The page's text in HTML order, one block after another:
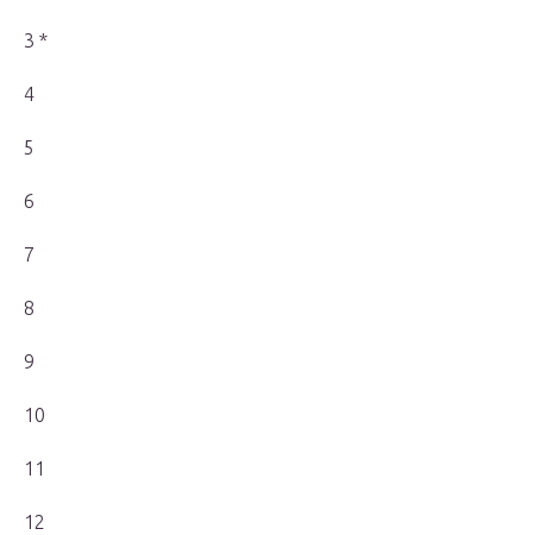
3 *
4
5
6
7
8
9
10
11
12